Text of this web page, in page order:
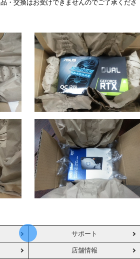
・交換はお受けできませんのでご了承くださ
サポート
店舗情報